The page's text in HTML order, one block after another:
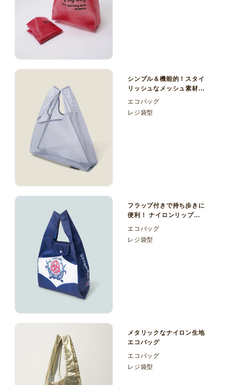
シンプル＆機能的！スタイ
リッシュなメッシュ素材の
エコバッグ
エコバッグ
レジ袋型
フラップ付きで持ち歩きに
便利！ ナイロンリップス
トップ レジ袋型 折りたた
エコバッグ
レジ袋型
メタリックなナイロン生地
エコバッグ
エコバッグ
レジ袋型